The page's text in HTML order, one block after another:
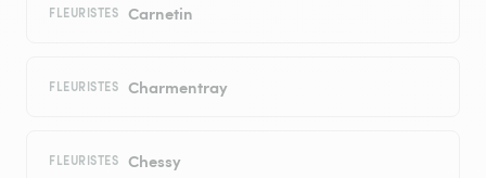
FLEURISTES Carnetin
FLEURISTES Charmentray
FLEURISTES Chessy